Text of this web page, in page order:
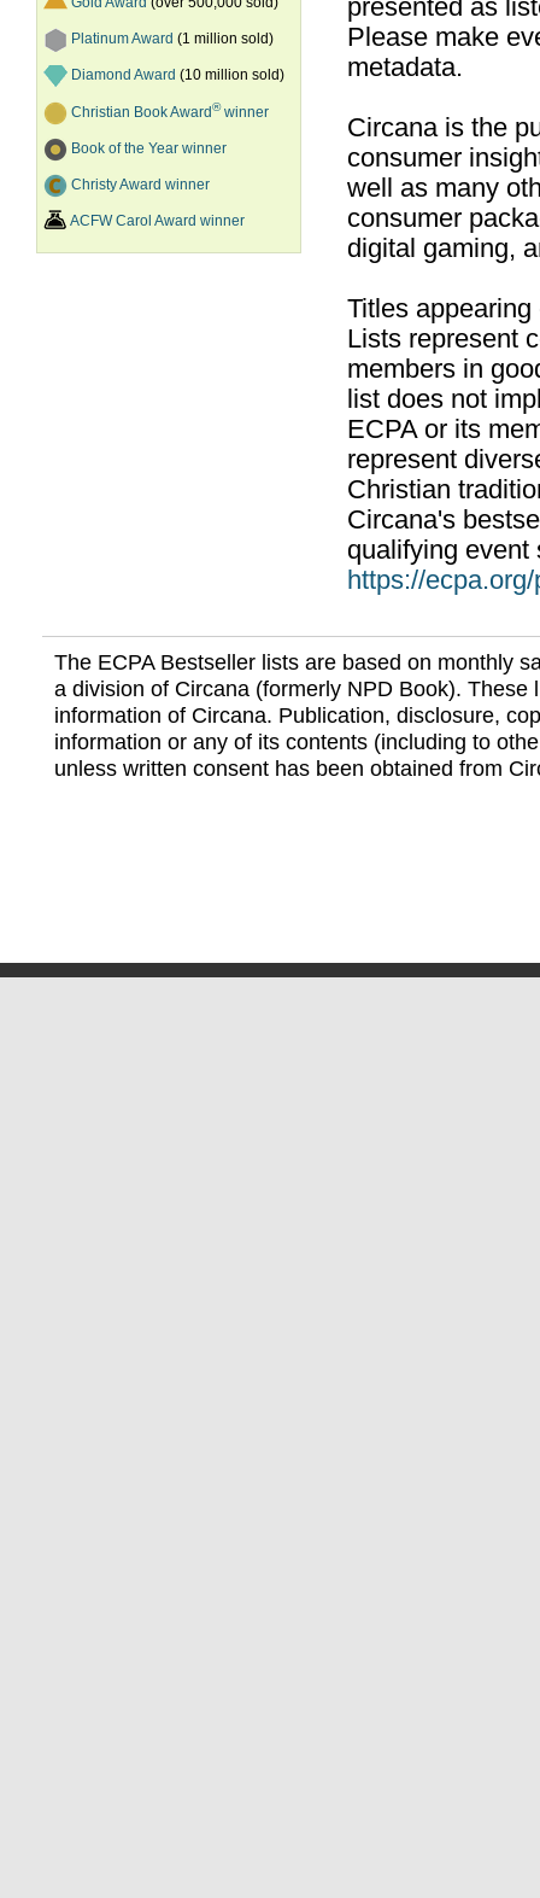
Platinum Award (1 million sold)
Diamond Award (10 million sold)
Christian Book Award®winner
Book of the Year winner
Christy Award winner
ACFW Carol Award winner
presented as
Please make
metadata.
Circana is the
consumer
well as many
consumer
digital gaming,
Titles
Lists represent
members in
list does not
ECPA or its
represent
Christian
Circana's
qualifying event
https://
The ECPA Bestseller lists are based on monthly
a division of Circana (formerly NPD Book). These
information of Circana. Publication, disclosure,
information or any of its contents (including to
unless written consent has been obtained from